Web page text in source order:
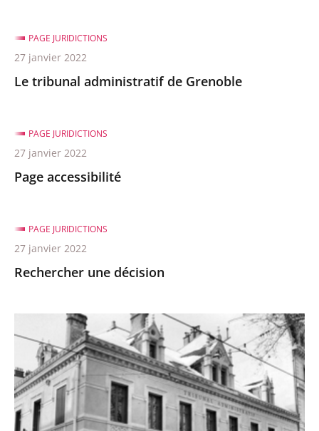
Le tribunal administratif de Grenoble
PAGE JURIDICTIONS
27 janvier 2022
Page accessibilité
PAGE JURIDICTIONS
27 janvier 2022
Rechercher une décision
PAGE JURIDICTIONS
27 janvier 2022
de
l'hôtel
Nicollet
et
de